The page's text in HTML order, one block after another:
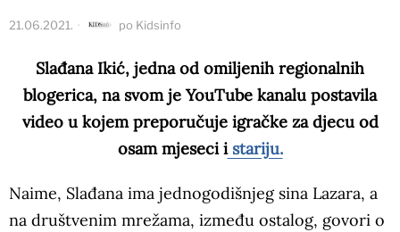
21.06.2021. po Kidsinfo
Slađana Ikić, jedna od omiljenih regionalnih
blogerica, na svom je YouTube kanalu postavila
video u kojem preporučuje igračke za djecu od
osam mjeseci istariju.
Naime, Slađana ima jednogodišnjeg sina Lazara, a
na društvenim mrežama, između ostalog, govori o